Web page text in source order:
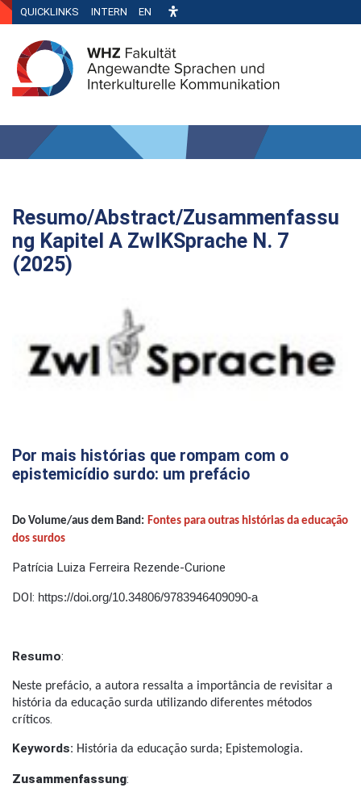
QUICKLINKS INTERN EN
Resumo/Abstract/Zusammenfassu
ng Kapitel A ZwIKSprache N. 7
(2025)
Por mais histórias que rompam com o
epistemicídio surdo: um prefácio
Do Volume/aus dem Band: Fontes para outras histórias da educação
dos surdos
Patrícia Luiza Ferreira Rezende-Curione
DOI: https://doi.org/10.34806/9783946409090-a
Resumo:
Neste prefácio, a autora ressalta a importância de revisitar a
história da educação surda utilizando diferentes métodos
críticos.
Keywords: História da educação surda; Epistemologia.
Zusammenfassung: